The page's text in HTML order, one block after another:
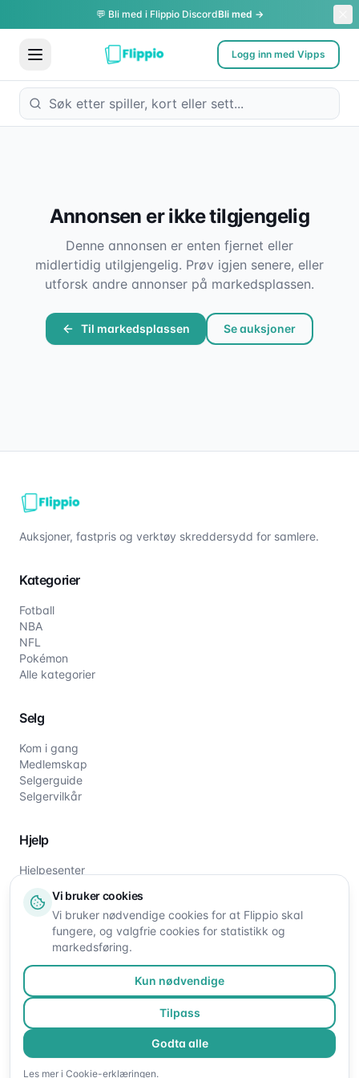
💬 Bli med i Flippio DiscordBli med →
Logg inn med Vipps
Annonsen er ikke tilgjengelig
Denne annonsen er enten fjernet eller
midlertidig utilgjengelig. Prøv igjen senere, eller
utforsk andre annonser på markedsplassen.
Til markedsplassen Se auksjoner
Auksjoner, fastpris og verktøy skreddersydd for samlere.
Kategorier
Fotball
NBA
NFL
Pokémon
Alle kategorier
Selg
Kom i gang
Medlemskap
Selgerguide
Selgervilkår
Hjelp
Hjelpesenter
Om oss
Kontakt oss
©2026Flippio. Alle rettigheter reservert.
Vi bruker cookies
Vi bruker nødvendige cookies for at Flippio skal
fungere, og valgfrie cookies for statistikk og
markedsføring.
Kun nødvendige
Tilpass
Godta alle
Les mer i Cookie-erklæringen.